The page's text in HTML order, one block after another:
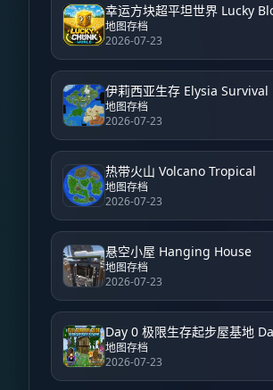
地图存档
2026-07-23
伊莉西亚生存 Elysia Survival
地图存档
2026-07-23
热带火山 Volcano Tropical
地图存档
2026-07-23
悬空小屋 Hanging House
地图存档
2026-07-23
地图存档
2026-07-23